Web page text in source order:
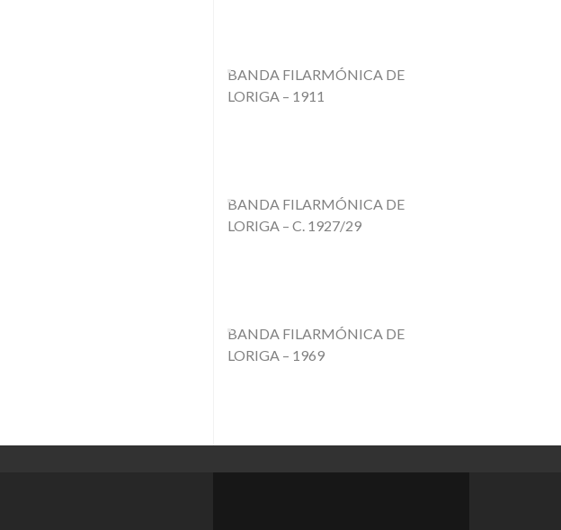
BANDA FILARMÓNICA DE
LORIGA – 1911
BANDA FILARMÓNICA DE
LORIGA – C. 1927/29
BANDA FILARMÓNICA DE
LORIGA – 1969